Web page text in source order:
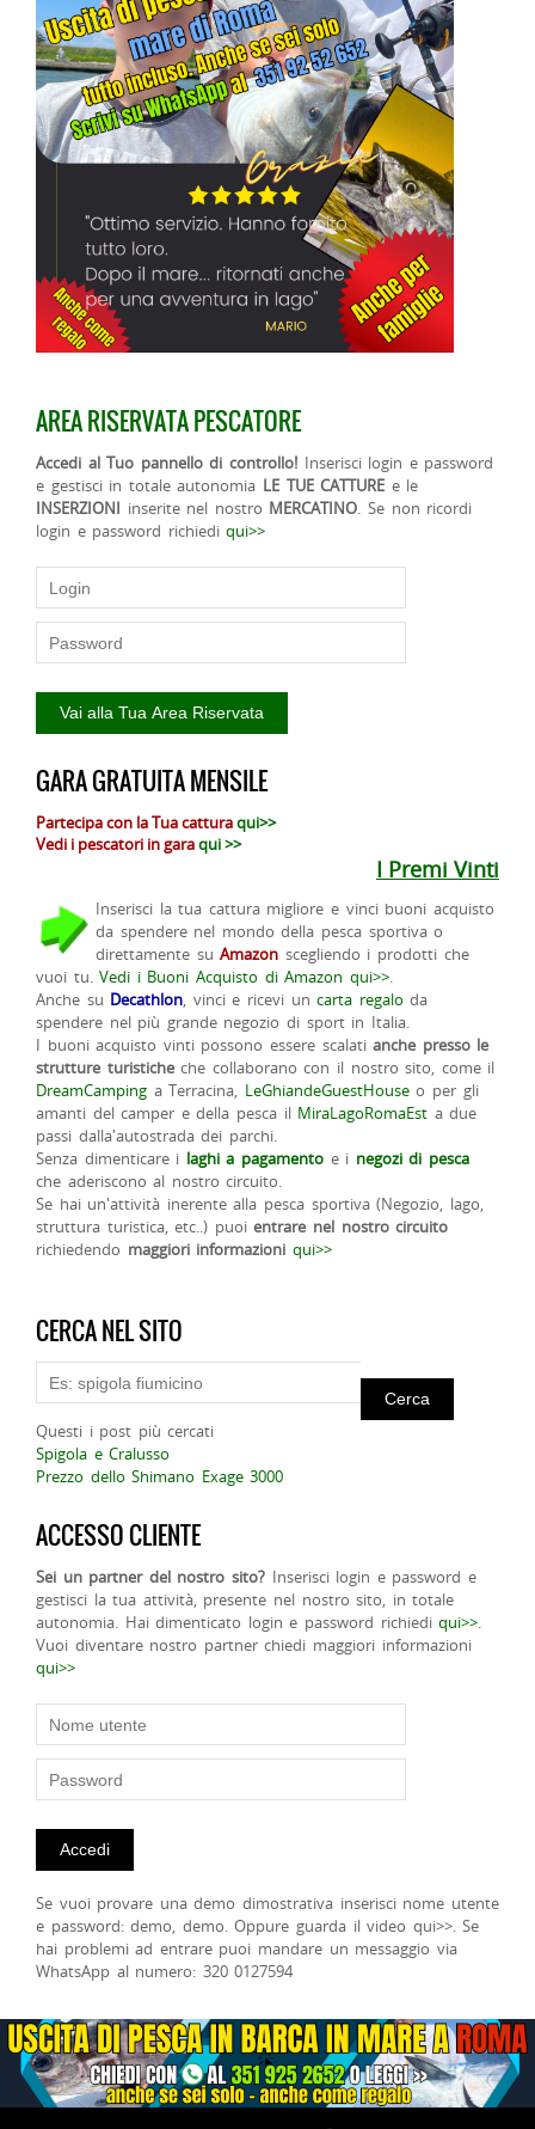
AREA RISERVATA PESCATORE
Accedi al Tuo pannello di controllo! Inserisci login e password
e gestisci in totale autonomia LE TUE CATTURE e le
INSERZIONI inserite nel nostro MERCATINO. Se non ricordi
login e password richiediqui>>
GARA GRATUITA MENSILE
Partecipa con la Tua catturaqui>>
Vedi i pescatori in garaqui >>
I Premi Vinti
Inserisci la tua cattura migliore e vinci buoni acquisto
da spendere nel mondo della pesca sportiva o
direttamente suAmazon scegliendo i prodotti che
vuoi tu.Vedi i Buoni Acquisto di Amazon qui>>.
Anche su Decathlon, vinci e ricevi uncarta regalo da
spendere nel più grande negozio di sport in Italia.
I buoni acquisto vinti possono essere scalatianche presso le
strutture turisticheche collaborano con il nostro sito, come il
DreamCamping a Terracina, LeGhiandeGuestHouseo per gli
amanti del camper e della pesca il MiraLagoRomaEst a due
passi dalla'autostrada dei parchi.
Senza dimenticare i laghi a pagamento e i negozi di pesca
che aderiscono al nostro circuito.
Se hai un'attività inerente alla pesca sportiva (Negozio, lago,
struttura turistica, etc..) puoientrare nel nostro circuito
richiedendo maggiori informazioni qui>>
CERCA NEL SITO
Questi i post più cercati
Spigola e Cralusso
Prezzo dello Shimano Exage 3000
ACCESSO CLIENTE
Sei un partner del nostro sito? Inserisci login e password e
gestisci la tua attività, presente nel nostro sito, in totale
autonomia. Hai dimenticato login e password richiediqui>>.
Vuoi diventare nostro partner chiedi maggiori informazioni
qui>>
Se vuoi provare una demo dimostrativa inserisci nome utente
e password: demo, demo. Oppure guarda il video qui>>. Se
hai problemi ad entrare puoi mandare un messaggio via
WhatsApp al numero: 320 0127594